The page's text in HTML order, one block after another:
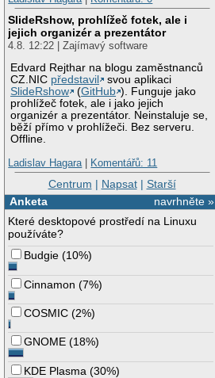
SlideRshow, prohlížeč fotek, ale i
jejich organizér a prezentátor
4.8. 12:22 | Zajímavý software
Edvard Rejthar na blogu zaměstnanců
CZ.NIC představil
svou aplikaci
SlideRshow
(GitHub ). Funguje jako
prohlížeč fotek, ale i jako jejich
organizér a prezentátor. Neinstaluje se,
běží přímo v prohlížeči. Bez serveru.
Offline.
Ladislav Hagara| Komentářů: 11
Centrum | Napsat| Starší
navrhněte »
Anketa
Které desktopové prostředí na Linuxu
používáte?
Budgie (10%)
Cinnamon (7%)
COSMIC (2%)
GNOME (18%)
KDE Plasma (30%)